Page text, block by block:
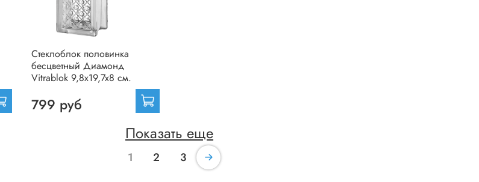
Стеклоблок половинка
бесцветный Диамонд
Vitrablok 9,8x19,7x8 см.
799 руб
Показать еще
1 2 3